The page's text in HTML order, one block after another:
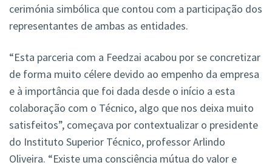
cerimónia simbólica que contou com a participação dos
representantes de ambas as entidades.
“Esta parceria com a Feedzai acabou por se concretizar
de forma muito célere devido ao empenho da empresa
e à importância que foi dada desde o início a esta
colaboração com o Técnico, algo que nos deixa muito
satisfeitos”, começava por contextualizar o presidente
do Instituto Superior Técnico, professor Arlindo
Oliveira. “Existe uma consciência mútua do valor e